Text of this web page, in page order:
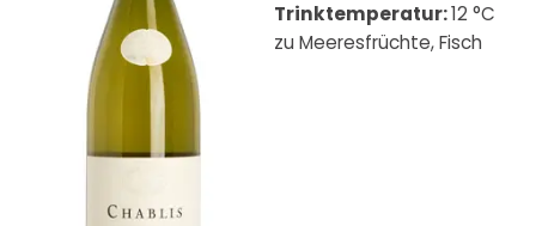
Trinktemperatur: 12 °C
zu Meeresfrüchte, Fisch